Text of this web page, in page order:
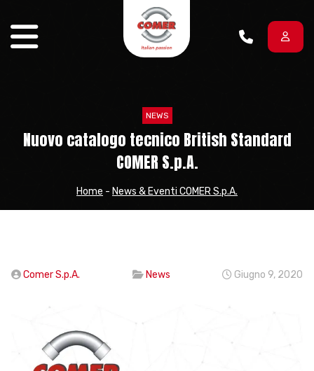
NEWS
Nuovo catalogo tecnico British Standard
COMER S.p.A.
Home - News & Eventi COMER S.p.A.
Comer S.p.A. News Giugno 9, 2020